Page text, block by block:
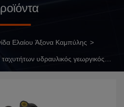
Ελαίου Άξονα Καμπύλης >
υδραυλικός γεωργικός